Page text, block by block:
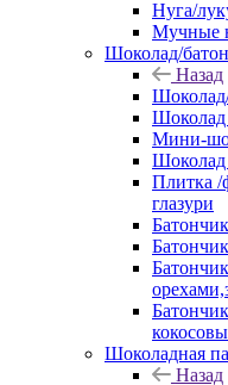
Нуга/
Мучные
Шоколад/
Назад
Мини-
Шоколад
Плитка /
глазури
Шоколадная
Назад